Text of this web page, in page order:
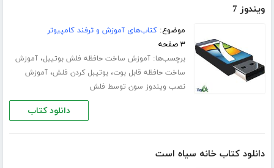
ویندوز 7
موضوع:کتاب‌های آموزش و ترفند کامپیوتر
۳ صفحه
برچسب‌ها:آموزش ساخت حافظه فلش بوتیبل،آموزش
ساخت حافظه قابل بوت،بوتیبل کردن فلش،آموزش
نصب ویندوز سون توسط فلش
دانلود کتاب
دانلود کتاب خانه سیاه است